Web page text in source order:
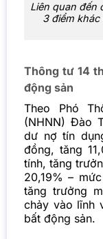
Liên quan đến
3 điểm
Thông tư 14
động sản
Theo Phó
(NHNN) Đào
dư nợ tín
đồng, tăng
tính, tăng
20,19% –
tăng trưởng
chảy vào lĩnh
bất động sản.